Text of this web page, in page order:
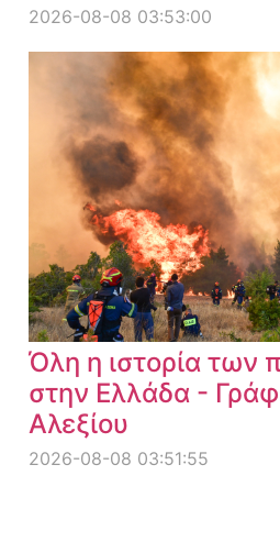
2026-08-08 03:53:00
Όλη η ιστορία των
στην Ελλάδα -
Αλεξίου
2026-08-08 03:51:55